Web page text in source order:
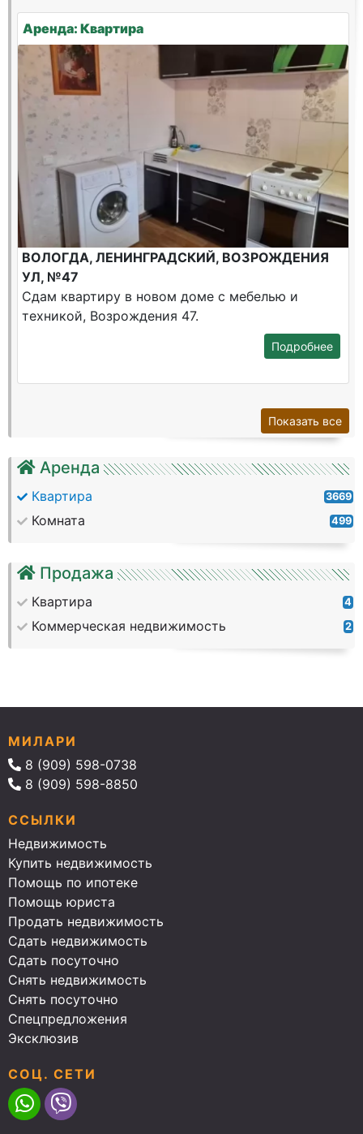
Аренда
Квартира 3669
Комната 499
Продажа
Квартира 4
Коммерческая недвижимость 2
Аренда: Квартира
ВОЛОГДА, ЛЕНИНГРАДСКИЙ, ВОЗРОЖДЕНИЯ
УЛ, №47
Сдам квартиру в новом доме с мебелью и
техникой, Возрождения 47.
Подробнее
Показать все
МИЛАРИ
8 (909) 598-0738
8 (909) 598-8850
ССЫЛКИ
Недвижимость
Купить недвижимость
Помощь по ипотеке
Помощь юриста
Продать недвижимость
Сдать недвижимость
Сдать посуточно
Снять недвижимость
Снять посуточно
Спецпредложения
Эксклюзив
СОЦ. СЕТИ